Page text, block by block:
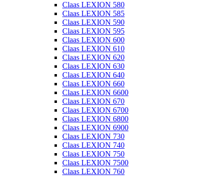
Claas LEXION 580
Claas LEXION 585
Claas LEXION 590
Claas LEXION 595
Claas LEXION 600
Claas LEXION 610
Claas LEXION 620
Claas LEXION 630
Claas LEXION 640
Claas LEXION 660
Claas LEXION 6600
Claas LEXION 670
Claas LEXION 6700
Claas LEXION 6800
Claas LEXION 6900
Claas LEXION 730
Claas LEXION 740
Claas LEXION 750
Claas LEXION 7500
Claas LEXION 760